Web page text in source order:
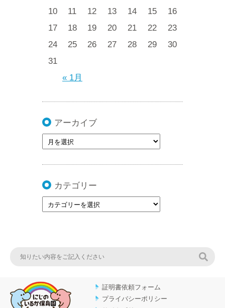
« 1月
10
11 12 13 14 15
16
17
18 19 20 21 22
23
24
25 26 27 28 29
30
31
アーカイブ
カテゴリー
証明書依頼フォーム
プライバシーポリシー